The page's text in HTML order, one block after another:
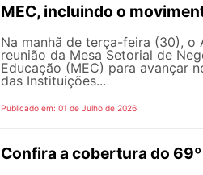
MEC, incluindo o
Na manhã de terça-feira (30), o
reunião da Mesa Setorial de
Educação (MEC) para avançar
das Instituições...
Publicado em: 01 de Julho de 2026
Confira a cobertura do